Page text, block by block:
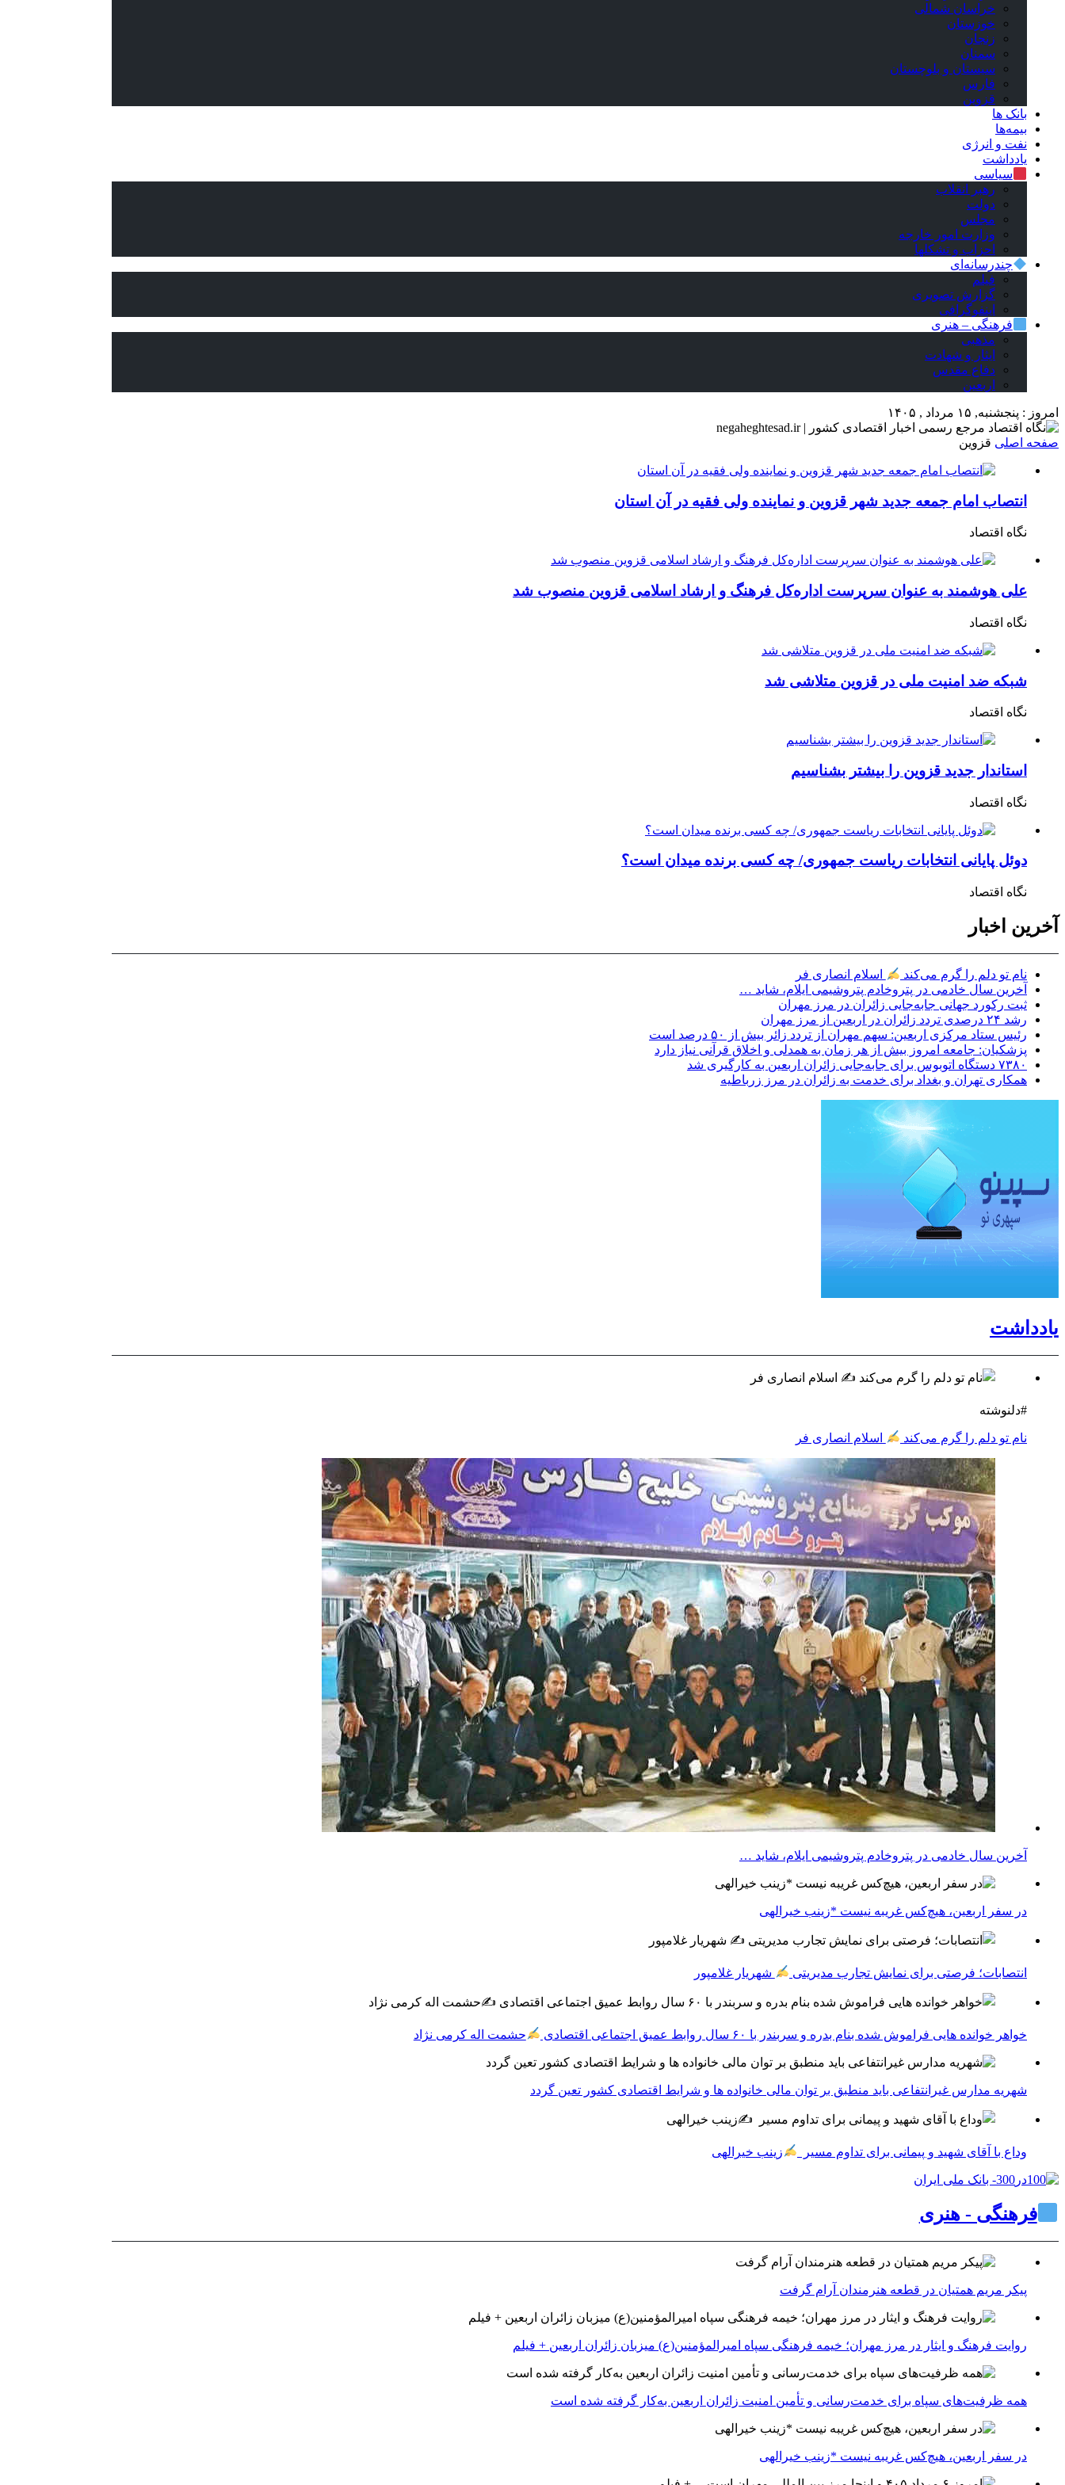
خراسان شمالی
خوزستان
زنجان
سمنان
سیستان و بلوچستان
فارس
قزوین
بانک ها
بیمه‌ها
نفت و انرژی
یادداشت
سیاسی
رهبر انقلاب
دولت
مجلس
وزارت امور خارجه
احزاب و تشکلها
چندرسانه‌ای
فیلم
گزارش تصویری
اینفوگرافی
فرهنگی – هنری
مذهبی
ایثار و شهادت
دفاع مقدس
اربعین
امروز : پنجشنبه, ۱۵ مرداد , ۱۴۰۵
صفحه اصلی قزوین
انتصاب امام جمعه جدید شهر قزوین و نماینده ولی فقیه در آن استان
نگاه اقتصاد
علی هوشمند به عنوان سرپرست اداره‌کل فرهنگ و ارشاد اسلامی قزوین منصوب شد
نگاه اقتصاد
شبکه ضد امنیت ملی در قزوین متلاشی شد
نگاه اقتصاد
استاندار جدید قزوین را بیشتر بشناسیم
نگاه اقتصاد
دوئل پایانی انتخابات ریاست جمهوری/ چه کسی برنده میدان است؟
نگاه اقتصاد
آخرین اخبار
نام تو دلم را گرم می‌کند
اسلام انصاری فر
آخرین سال خادمی در پتروخادم پتروشیمی ایلام، شاید …
ثبت رکورد جهانی جابه‌جایی زائران در مرز مهران
رشد ۲۴ درصدی تردد زائران در اربعین از مرز مهران
رئیس ستاد مرکزی اربعین: سهم مهران از تردد زائر بیش از ۵۰ درصد است
پزشکیان: جامعه امروز بیش از هر زمان به همدلی و اخلاق قرآنی نیاز دارد
۷۳۸۰ دستگاه اتوبوس برای جابه‌جایی زائران اربعین به‌ کارگیری شد
همکاری تهران و بغداد برای خدمت به زائران در مرز زرباطیه
یادداشت
#دلنوشته
نام تو دلم را گرم می‌کند اسلام انصاری فر
آخرین سال خادمی در پتروخادم پتروشیمی ایلام، شاید …
در سفر اربعین، هیچ‌کس غریبه نیست *زینب خیرالهی
انتصابات؛ فرصتی برای نمایش تجارب مدیریتی شهریار غلامپور
خواهر خوانده هایی فراموش شده بنام بدره و سربندر با ۶۰ سال روابط عمیق اجتماعی اقتصادی حشمت اله کرمی نژاد
شهریه مدارس غیرانتفاعی باید منطبق بر توان مالی خانواده ها و شرایط اقتصادی کشور تعین گردد
وداع با آقای شهید و پیمانی برای تداوم مسیر زینب خیرالهی
فرهنگی - هنری
پیکر مریم همتیان در قطعه هنرمندان آرام گرفت
روایت فرهنگ و ایثار در مرز مهران؛ خیمه فرهنگی سپاه امیرالمؤمنین(ع) میزبان زائران اربعین + فیلم
همه ظرفیت‌های سپاه برای خدمت‌رسانی و تأمین امنیت زائران اربعین به‌کار گرفته شده است
در سفر اربعین، هیچ‌کس غریبه نیست *زینب خیرالهی